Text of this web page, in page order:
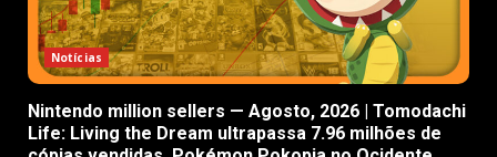
Notícias
Nintendo million sellers — Agosto, 2026 | Tomodachi
Life: Living the Dream ultrapassa 7.96 milhões de